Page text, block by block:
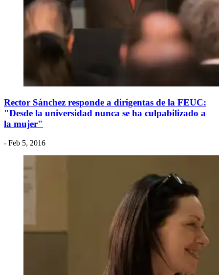
Rector Sánchez responde a dirigentas de la FEUC:
"Desde la universidad nunca se ha culpabilizado a
la mujer"
- Feb 5, 2016